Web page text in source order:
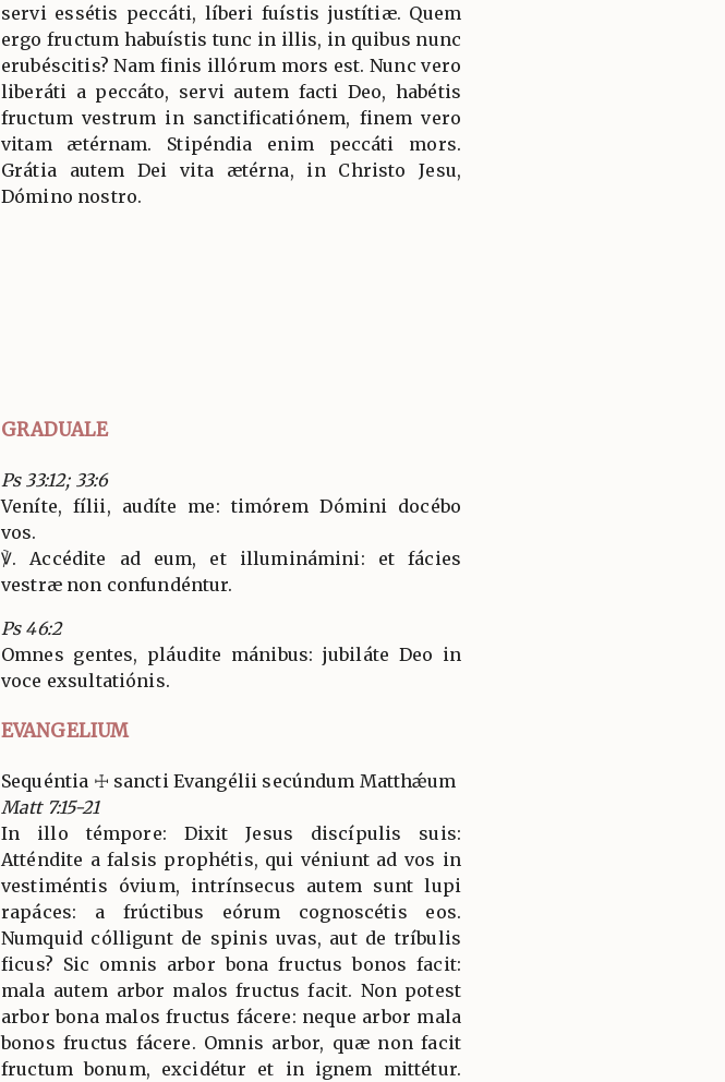
servi essétis peccáti, líberi fuístis justítiæ. Quem
ergo fructum habuístis tunc in illis, in quibus nunc
erubéscitis? Nam finis illórum mors est. Nunc vero
liberáti a peccáto, servi autem facti Deo, habétis
fructum vestrum in sanctificatiónem, finem vero
vitam ætérnam. Stipéndia enim peccáti mors.
Grátia autem Dei vita ætérna, in Christo Jesu,
Dómino nostro.
GRADUALE
Ps 33:12; 33:6
Veníte, fílii, audíte me: timórem Dómini docébo
vos.
℣. Accédite ad eum, et illuminámini: et fácies
vestræ non confundéntur.
Ps 46:2
Omnes gentes, pláudite mánibus: jubiláte Deo in
voce exsultatiónis.
EVANGELIUM
Sequéntia ☩ sancti Evangélii secúndum Matthǽum
Matt 7:15-21
In illo témpore: Dixit Jesus discípulis suis:
Atténdite a falsis prophétis, qui véniunt ad vos in
vestiméntis óvium, intrínsecus autem sunt lupi
rapáces: a frúctibus eórum cognoscétis eos.
Numquid cólligunt de spinis uvas, aut de tríbulis
ficus? Sic omnis arbor bona fructus bonos facit:
mala autem arbor malos fructus facit. Non potest
arbor bona malos fructus fácere: neque arbor mala
bonos fructus fácere. Omnis arbor, quæ non facit
fructum bonum, excidétur et in ignem mittétur.